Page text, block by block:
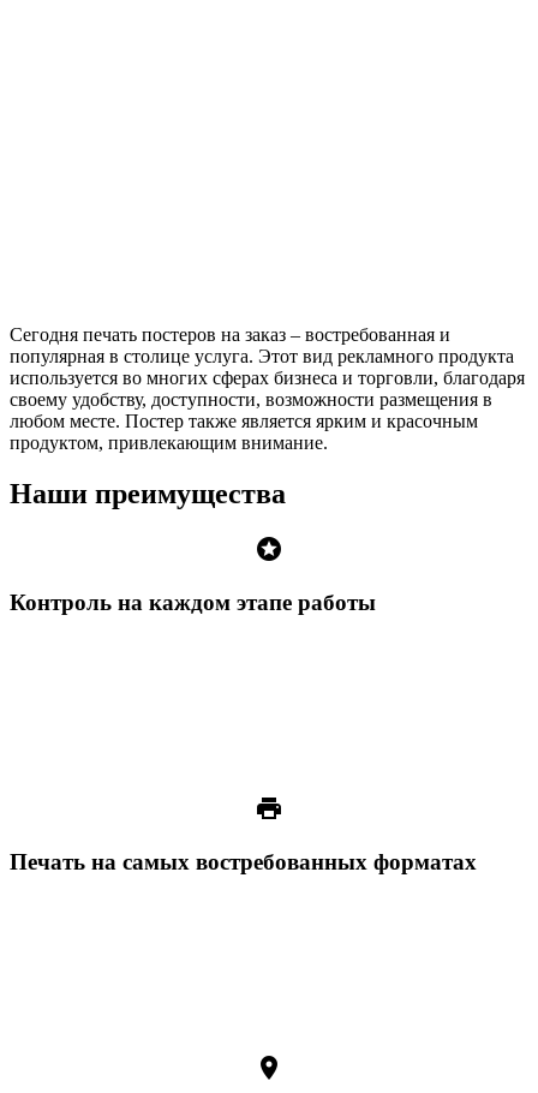
Сегодня печать постеров на заказ – востребованная и
популярная в столице услуга. Этот вид рекламного продукта
используется во многих сферах бизнеса и торговли, благодаря
своему удобству, доступности, возможности размещения в
любом месте. Постер также является ярким и красочным
продуктом, привлекающим внимание.
Наши преимущества
stars
Контроль на каждом этапе работы
print
Печать на самых востребованных форматах
room